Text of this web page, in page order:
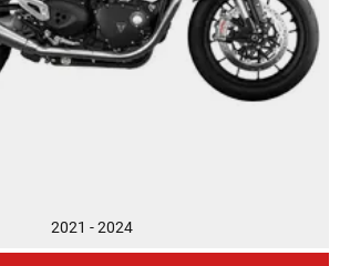
2021 - 2024